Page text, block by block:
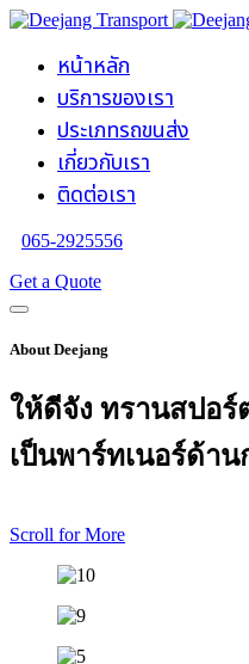
หน้าหลัก
บริการของเรา
ประเภทรถขนส่ง
เกี่ยวกับเรา
ติดต่อเรา
065-2925556
Get a Quote
About Deejang
ให้ดีจัง ทรานสปอร์
เป็นพาร์ทเนอร์ด้า
Scroll for More